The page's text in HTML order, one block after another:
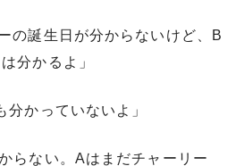
の誕生日が分からないけど、B
分かるよ」
かっていないよ」
らない。Aはまだチャーリー